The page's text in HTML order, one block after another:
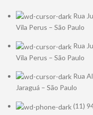
Rua
Vila Perus – São Paulo
Rua
Vila Perus – São Paulo
Rua
Jaraguá – São Paulo
(11)